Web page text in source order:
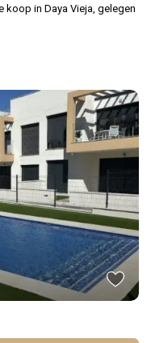
koop in Daya Vieja, gelegen